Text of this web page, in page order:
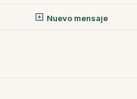
Nuevo mensaje